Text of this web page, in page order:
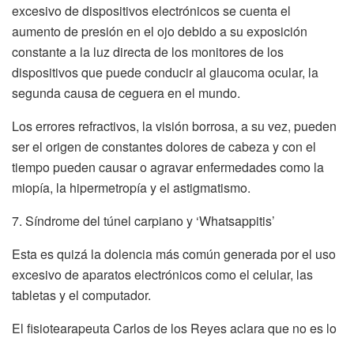
excesivo de dispositivos electrónicos se cuenta el
aumento de presión en el ojo debido a su exposición
constante a la luz directa de los monitores de los
dispositivos que puede conducir al glaucoma ocular, la
segunda causa de ceguera en el mundo.
Los errores refractivos, la visión borrosa, a su vez, pueden
ser el origen de constantes dolores de cabeza y con el
tiempo pueden causar o agravar enfermedades como la
miopía, la hipermetropía y el astigmatismo.
7. Síndrome del túnel carpiano y ‘Whatsappitis’
Esta es quizá la dolencia más común generada por el uso
excesivo de aparatos electrónicos como el celular, las
tabletas y el computador.
El fisiotearapeuta Carlos de los Reyes aclara que no es lo